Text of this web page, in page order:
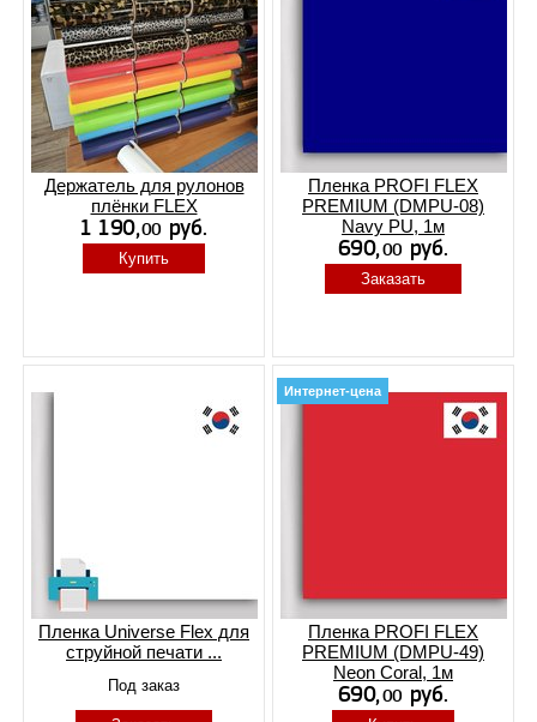
Держатель для рулонов
плёнки FLEX
Купить
Пленка PROFI FLEX
PREMIUM (DMPU-08)
Navy PU, 1м
Заказать
Пленка Universe Flex для
струйной печати ...
Под заказ
Интернет-цена
Пленка PROFI FLEX
PREMIUM (DMPU-49)
Neon Coral, 1м